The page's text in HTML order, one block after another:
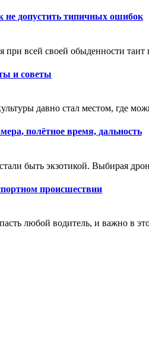
допустить типичных ошибок
всей своей обыденности
и советы
давно стал местом, где
полётное время, дальность
быть экзотикой. Выбирая
происшествии
любой водитель, и важно в